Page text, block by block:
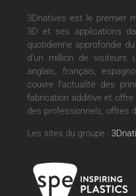
3Dnatives est le premier
3D et ses applications
quotidienne approfondie
d’un million de visiteurs
anglais, français,
couvre l’actualité des
fabrication additive et
des professionnels, offres
Les sites du groupe :